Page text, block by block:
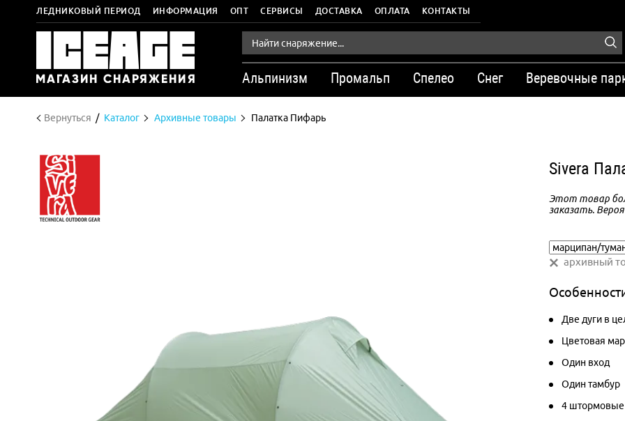
ЛЕДНИКОВЫЙ ПЕРИОД ИНФОРМАЦИЯ ОПТ СЕРВИСЫ ДОСТАВКА ОПЛАТА КОНТАКТЫ
Альпинизм Промальп Спелео Снег Веревочные
Вернуться Каталог Архивные товары Палатка Пифарь
Sivera
Этот товар
заказать.
архивный
Две дуги в
Цветовая
Один вход
Один тамбур
4 штормовые